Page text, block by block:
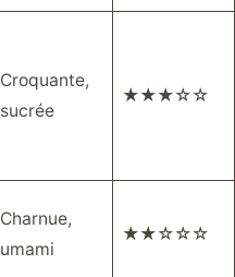
Croquante,
sucrée
★★★☆☆
Charnue,
umami
★★☆☆☆